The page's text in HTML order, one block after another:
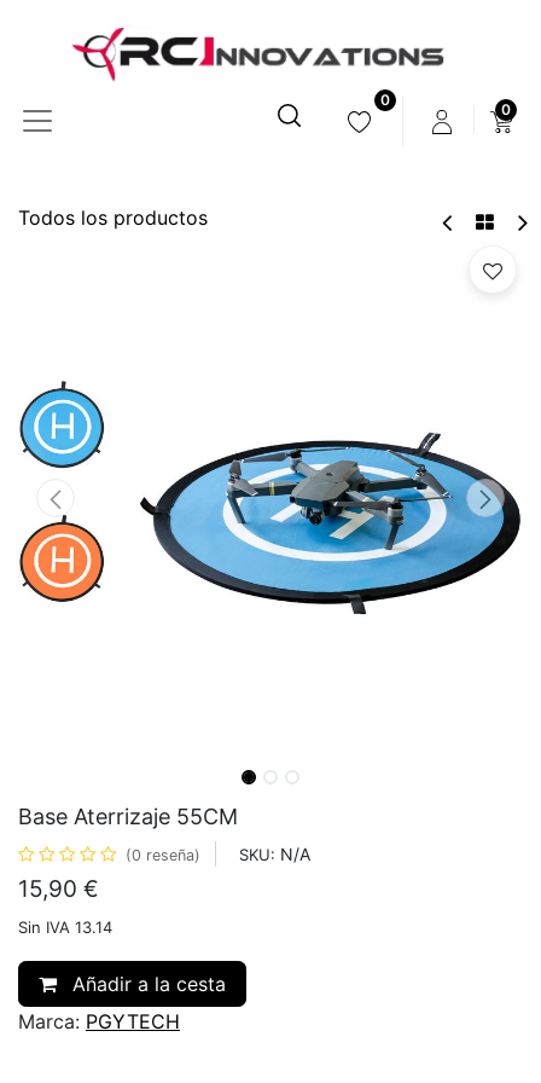
0
0
Todos los productos
Base Aterrizaje 55CM
(0 reseña) SKU: N/A
15,90 €
Sin IVA 13.14
Añadir a la cesta
Marca: PGYTECH